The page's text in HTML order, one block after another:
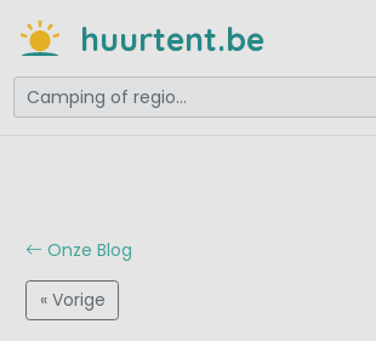
huurtent.be
Onze Blog
« Vorige